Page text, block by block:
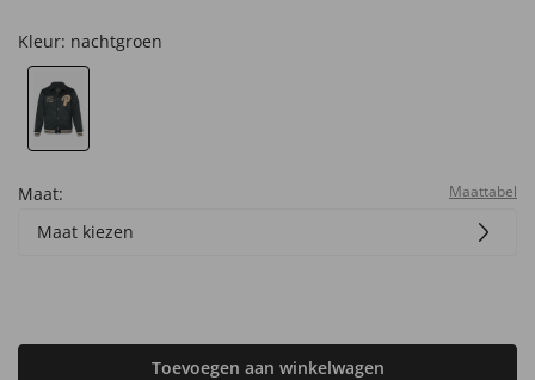
Kleur: nachtgroen
Maat: Maattabel
Maat kiezen
Toevoegen aan winkelwagen